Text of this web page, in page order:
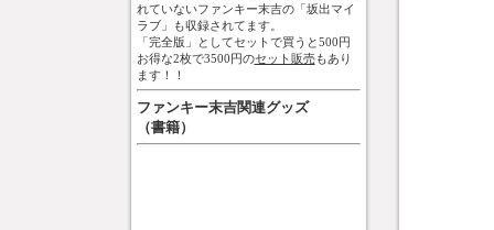
れていないファンキー末吉の「坂出マイ
ラブ」も収録されてます。
「完全版」としてセットで買うと500円
お得な2枚で3500円のセット販売もあり
ます！！
ファンキー末吉関連グッズ
（書籍）